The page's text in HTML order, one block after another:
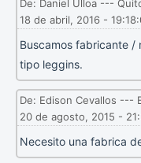
De: Daniel Ulloa ---
18 de abril, 2016 -
Buscamos fabricante /
tipo leggins.
De: Edison Cevallos ---
20 de agosto, 2015 -
Necesito una fabrica